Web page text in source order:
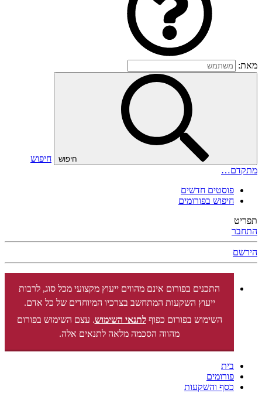
מאת:
חיפוש
חיפוש
מתקדם…
פוסטים חדשים
חיפוש בפורומים
תפריט
התחבר
הירשם
התכנים בפורום אינם מהווים ייעוץ מקצועי מכל סוג, לרבות
ייעוץ השקעות המתחשב בצרכיו המיוחדים של כל אדם.
השימוש בפורום כפוףלתנאי השימוש. עצם השימוש בפורום
מהווה הסכמה מלאה לתנאים אלה.
בית
פורומים
כסף והשקעות